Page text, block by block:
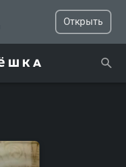
Открыть